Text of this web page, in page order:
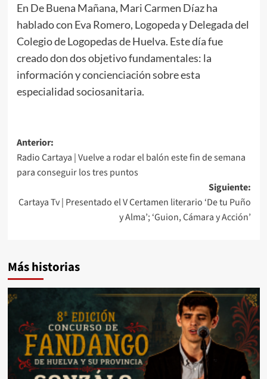
En De Buena Mañana, Mari Carmen Díaz ha
hablado con Eva Romero, Logopeda y Delegada del
Colegio de Logopedas de Huelva. Este día fue
creado don dos objetivo fundamentales: la
información y concienciación sobre esta
especialidad sociosanitaria.
Anterior:
Radio Cartaya | Vuelve a rodar el balón este fin de semana
para conseguir los tres puntos
Siguiente:
Cartaya Tv | Presentado el V Certamen literario ‘De tu Puño
y Alma’; ‘Guion, Cámara y Acción’
Más historias